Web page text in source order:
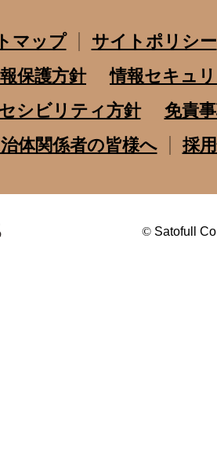
マップ
サイトポリシー
保護方針
情報セキュ
シビリティ方針
免責
体関係者の皆様へ
採
© Satofull